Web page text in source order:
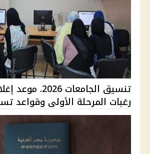
تنسيق الجامعات
رغبات المرحلة الأولى وقواعد